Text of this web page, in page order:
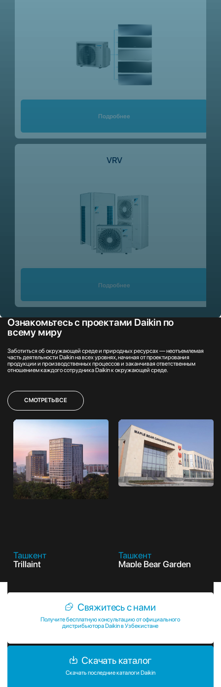
Подробнее
VRV
Подробнее
Ознакомьтесь с проектами Daikin по
всему миру
Заботиться об окружающей среде и природных ресурсах — неотъемлемая
часть деятельности Daikin на всех уровнях, начиная от проектирования
продукции и производственных процессов и заканчивая ответственным
отношением каждого сотрудника Daikin к окружающей среде.
СМОТРЕТЬ ВСЕ
Ташкент
Trillaint
Ташкент
Maple Bear Garden
Свяжитесь с нами
Получите бесплатную консультацию от официального
дистрибьютора Daikin в Узбекистане
Скачать каталог
Скачать последние каталоги Daikin